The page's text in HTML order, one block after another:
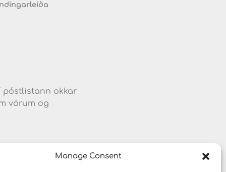
Manage Consent
póstlistann okkar
vörum og